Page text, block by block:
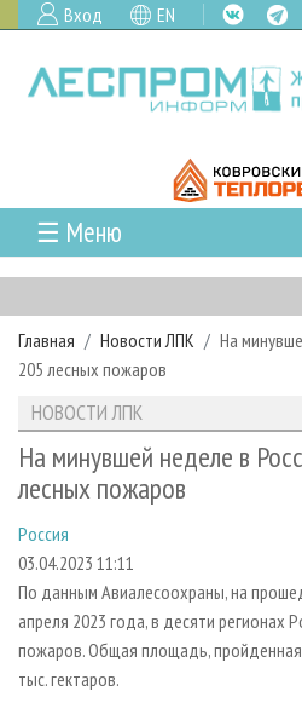
Вход EN
☰ Меню
ГЛАВНАЯ
РУБРИКИ И ТЕМЫ
РУБРИКИ ЖУРНАЛА
ЛЕСОЗАГОТОВКА
ЛЕСОПИЛЕНИЕ
СУШКА ДРЕВЕСИНЫ
ПРОИЗВОДСТВО ДРЕВЕСНЫХ
ДЕРЕВЯННОЕ ДОМОСТРОЕНИЕ
ПРОИЗВОДСТВО МЕБЕЛИ
НОВОСТИ
НОВОСТИ ЛПК
НОВОСТИ ЖУРНАЛА
ПРОЕКТЫ ЛПИ
АНАЛИТИКА
ПРЕДПРИЯТИЯ ЛПК
ПЕРСОНЫ
МОБИЛЬНЫЕ ВЫСТАВКИ
ОФИЦИАЛЬНЫЕ ДЕЛЕГАЦИИ
ПРИОРИТЕТНЫЕ
АРХИВ ЖУРНАЛОВ
О ЖУРНАЛЕ
КОНТАКТЫ
РЕКЛАМОДАТЕЛЯМ
РЕКЛАМА
РЕКЛАМА НА САЙТЕ
Главная Новости ЛПК
На
205 лесных пожаров
НОВОСТИ ЛПК
На минувшей неделе в
лесных пожаров
Россия
03.04.2023 11:11
По данным Авиалесоохраны, на
апреля 2023 года, в десяти регионах
пожаров. Общая площадь, пройденная
тыс. гектаров.